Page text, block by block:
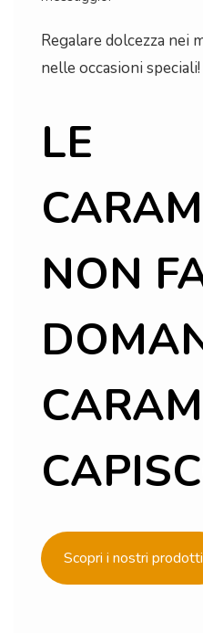
Regalare dolcezza nei
nelle occasioni speciali!
LE
NON
Scopri i nostri prodotti